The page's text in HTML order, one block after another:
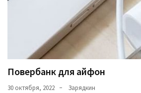
Повербанк для айфон
30 октября, 2022 Зарядкин